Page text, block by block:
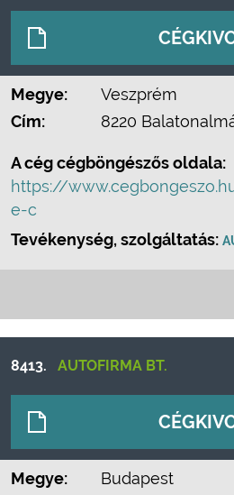
Megye:
Veszprém
Cím:
8220
A cég cégböngészős oldala:
https://
e-c
Tevékenység, szolgáltatás:
8413. AUTOFIRMA BT.
Megye:
Budapest